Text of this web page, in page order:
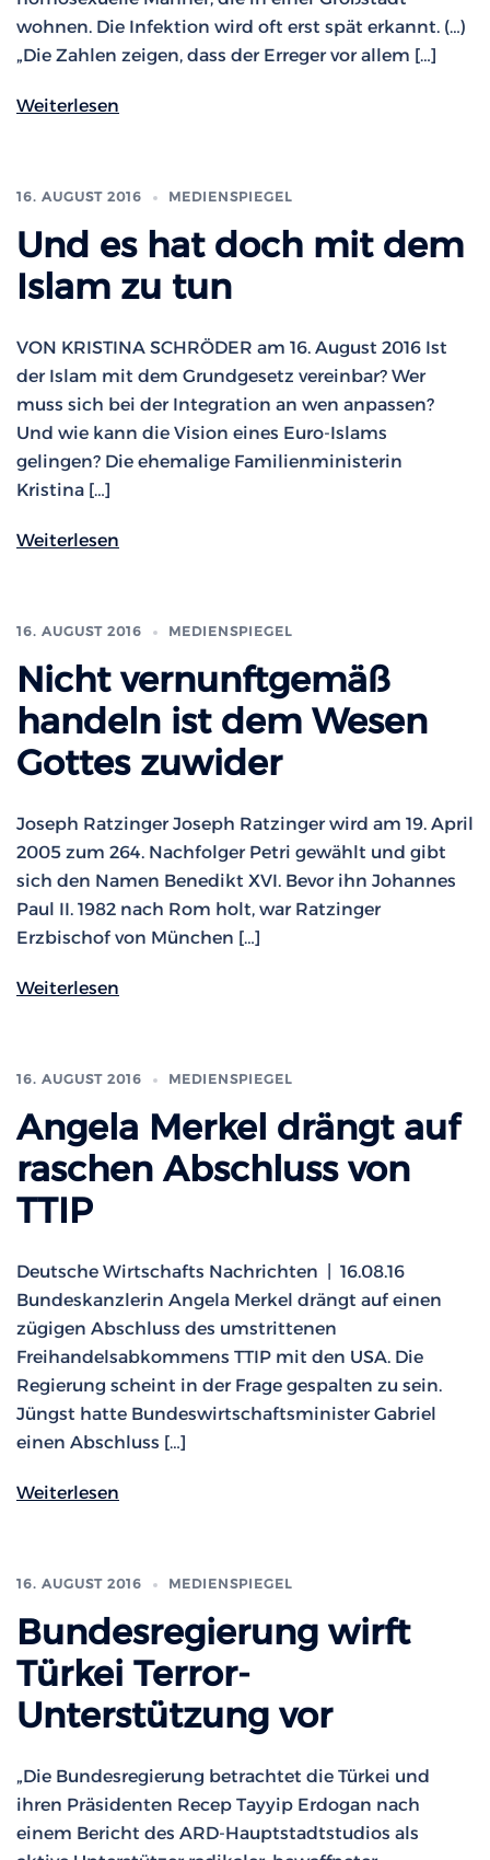
wohnen. Die Infektion wird oft erst spät erkannt. (…)
„Die Zahlen zeigen, dass der Erreger vor allem […]
Weiterlesen
16. AUGUST 2016 MEDIENSPIEGEL
Und es hat doch mit dem
Islam zu tun
VON KRISTINA SCHRÖDER am 16. August 2016 Ist
der Islam mit dem Grundgesetz vereinbar? Wer
muss sich bei der Integration an wen anpassen?
Und wie kann die Vision eines Euro-Islams
gelingen? Die ehemalige Familienministerin
Kristina […]
Weiterlesen
16. AUGUST 2016 MEDIENSPIEGEL
Nicht vernunftgemäß
handeln ist dem Wesen
Gottes zuwider
Joseph Ratzinger Joseph Ratzinger wird am 19. April
2005 zum 264. Nachfolger Petri gewählt und gibt
sich den Namen Benedikt XVI. Bevor ihn Johannes
Paul II. 1982 nach Rom holt, war Ratzinger
Erzbischof von München […]
Weiterlesen
16. AUGUST 2016 MEDIENSPIEGEL
Angela Merkel drängt auf
raschen Abschluss von
TTIP
Deutsche Wirtschafts Nachrichten | 16.08.16
Bundeskanzlerin Angela Merkel drängt auf einen
zügigen Abschluss des umstrittenen
Freihandelsabkommens TTIP mit den USA. Die
Regierung scheint in der Frage gespalten zu sein.
Jüngst hatte Bundeswirtschaftsminister Gabriel
einen Abschluss […]
Weiterlesen
16. AUGUST 2016 MEDIENSPIEGEL
Bundesregierung wirft
Türkei Terror-
Unterstützung vor
„Die Bundesregierung betrachtet die Türkei und
ihren Präsidenten Recep Tayyip Erdogan nach
einem Bericht des ARD-Hauptstadtstudios als